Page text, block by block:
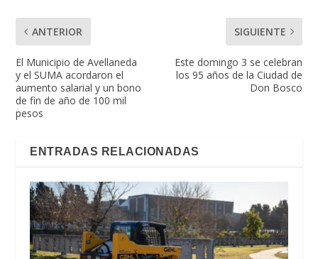
ANTERIOR
El Municipio de Avellaneda
y el SUMA acordaron el
aumento salarial y un bono
de fin de año de 100 mil
pesos
SIGUIENTE
Este domingo 3 se celebran
los 95 años de la Ciudad de
Don Bosco
ENTRADAS RELACIONADAS